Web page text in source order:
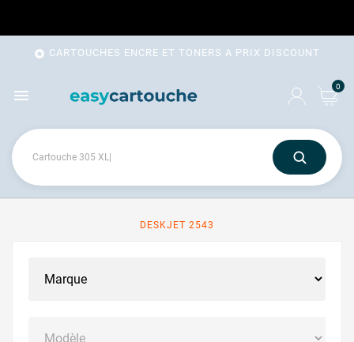
 CARTOUCHES ENCRE ET TONERS A PRIX DISCOUNT
 0
DESKJET 2543